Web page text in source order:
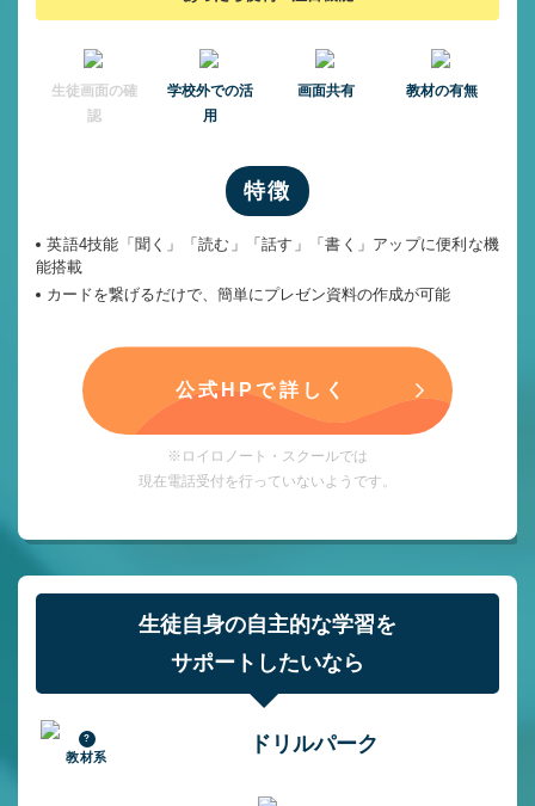
⽣徒画⾯の確
認
学校外での活
用
画面共有 教材の有無
特徴
英語4技能「聞く」「読む」「話す」「書く」アップに便利な機
能搭載
カードを繋げるだけで、簡単にプレゼン資料の作成が可能
公式HPで詳しく
※ロイロノート・スクールでは
現在電話受付を行っていないようです。
生徒自身の自主的な学習を
サポートしたいなら
教材系
ドリルパーク